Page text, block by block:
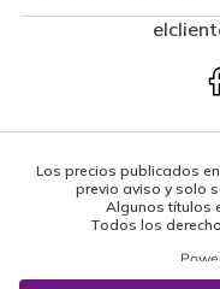
Los precios publicados
previo aviso y solo
Algunos títulos
Todos los